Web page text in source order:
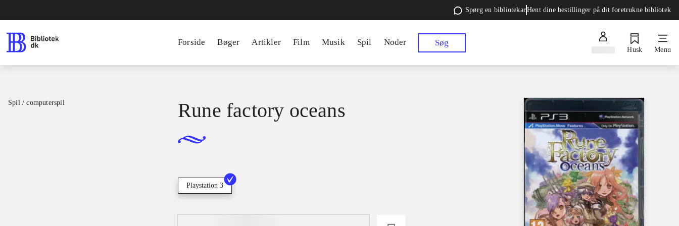
Spørg en bibliotekarHent dine bestillinger på dit foretrukne bibliotek
Forside Bøger Artikler Film Musik Spil Noder Søg
Husk Menu
Spil / computerspil Rune factory oceans
Playstation 3